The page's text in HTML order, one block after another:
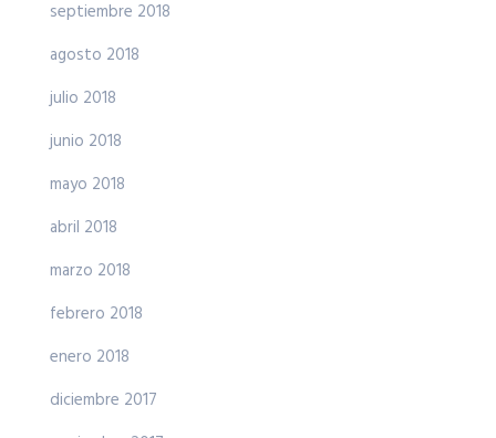
septiembre 2018
agosto 2018
julio 2018
junio 2018
mayo 2018
abril 2018
marzo 2018
febrero 2018
enero 2018
diciembre 2017